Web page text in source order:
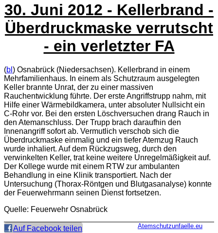
30. Juni 2012 - Kellerbrand -
Überdruckmaske verrutscht
- ein verletzter FA
(bl ) Osnabrück (Niedersachsen). Kellerbrand in einem
Mehrfamilienhaus. In einem als Schutzraum ausgelegten
Keller brannte Unrat, der zu einer massiven
Rauchentwicklung führte. Der erste Angriffstrupp nahm, mit
Hilfe einer Wärmebildkamera, unter absoluter Nullsicht ein
C-Rohr vor. Bei den ersten Löschversuchen drang Rauch in
den Atemanschluss. Der Trupp brach daraufhin den
Innenangriff sofort ab. Vermutlich verschob sich die
Überdruckmaske einmalig und ein tiefer Atemzug Rauch
wurde inhaliert. Auf dem Rückzugsweg, durch den
verwinkelten Keller, trat keine weitere Unregelmäßigkeit auf.
Der Kollege wurde mit einem RTW zur ambulanten
Behandlung in eine Klinik transportiert. Nach der
Untersuchung (Thorax-Röntgen und Blutgasanalyse) konnte
der Feuerwehrmann seinen Dienst fortsetzen.
Quelle: Feuerwehr Osnabrück
Auf Facebook teilen Atemschutzunfaelle.eu